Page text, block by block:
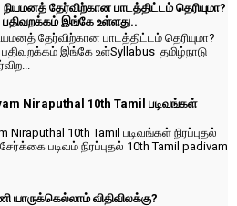
தேர்விற்கான பாடத்திட்டம் தெரியுமா?
இங்கே உள்ளது..
தேர்விற்கான பாடத்திட்டம் தெரியுமா?
இங்கே உள்Syllabus தமிழ்நாடு
Niraputhal 10th Tamil படிவங்கள்
Niraputhal 10th Tamil படிவங்கள் நிரப்புதல்
படிவம் நிரப்புதல் 10th Tamil padivam
விதிவிலக்கு?